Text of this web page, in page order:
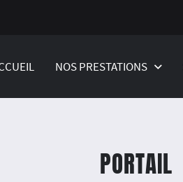
NOS PRESTATIONS
PORTAIL